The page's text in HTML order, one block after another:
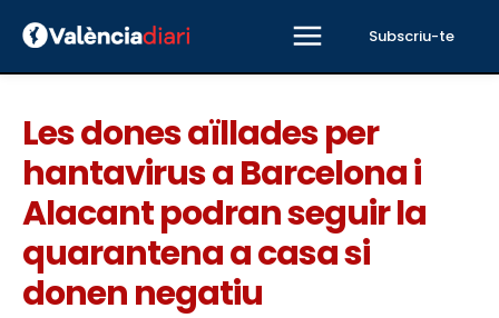
Subscriu-te
Les dones aïllades per
hantavirus a Barcelona i
Alacant podran seguir la
quarantena a casa si
donen negatiu